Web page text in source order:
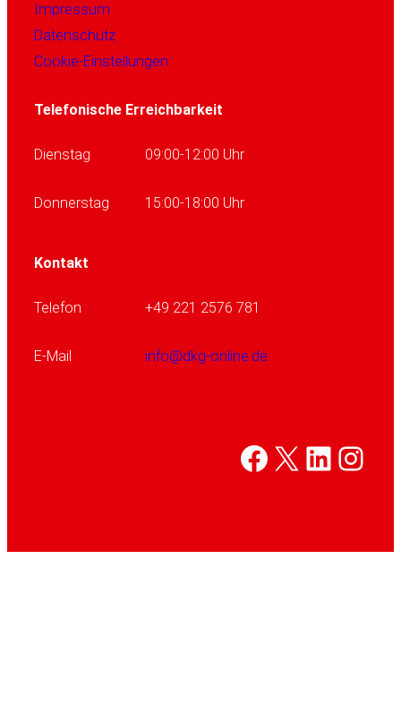
Impressum
Datenschutz
Cookie-Einstellungen
Telefonische Erreichbarkeit
Dienstag 09:00-12:00 Uhr
Donnerstag 15:00-18:00 Uhr
Kontakt
Telefon +49 221 2576 781
E-Mail info@dkg-online.de
Facebook
X